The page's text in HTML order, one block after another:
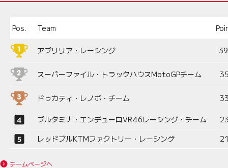
Pos. Team
アプリリア・レーシング
スーパーファイル・トラックハウスMotoGPチーム
ドゥカティ・レノボ・チーム
プルタミナ・エンデューロVR46レーシング・チーム
レッドブルKTMファクトリー・レーシング
チームページへ